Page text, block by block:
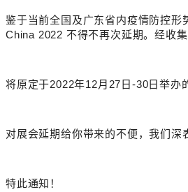
鉴于当前全国及广东省内疫情防控形
China 2022 不得不再次延期。经收
将原定于2022年12月27日-30日举办
对展会延期给你带来的不便，我们深
特此通知！